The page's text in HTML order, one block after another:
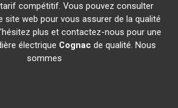
compétitif. Vous pouvez consulter
site web pour vous assurer de la qualité
plus et contactez-nous pour une
électrique Cognac de qualité. Nous
sommes